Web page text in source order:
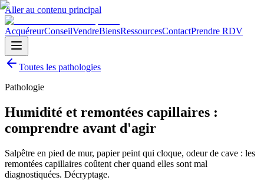
Aller au contenu principal
AcquéreurConseilVendreBiensRessourcesContactPrendre RDV
Toutes les pathologies
Pathologie
Humidité et remontées capillaires :
comprendre avant d'agir
Salpêtre en pied de mur, papier peint qui cloque, odeur de cave : les
remontées capillaires coûtent cher quand elles sont mal
diagnostiquées. Décryptage.